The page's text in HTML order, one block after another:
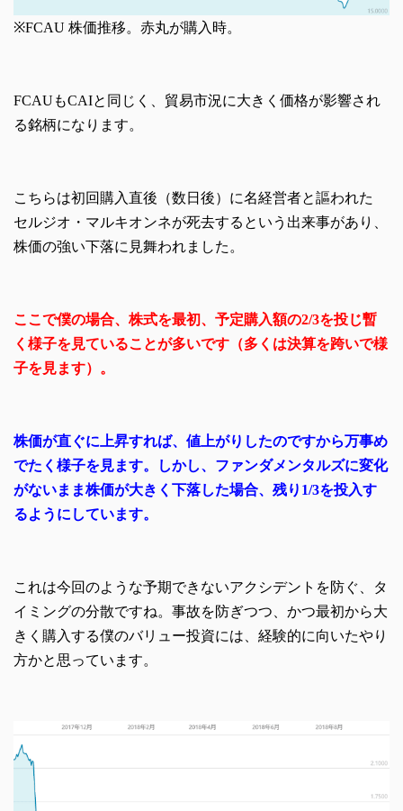
※FCAU 株価推移。赤丸が購入時。
FCAUもCAIと同じく、貿易市況に大きく価格が影響され
る銘柄になります。
こちらは初回購入直後（数日後）に名経営者と謳われた
セルジオ・マルキオンネが死去するという出来事があり、
株価の強い下落に見舞われました。
ここで僕の場合、株式を最初、予定購入額の2/3を投じ暫
く様子を見ていることが多いです（多くは決算を跨いで様
子を見ます）。
株価が直ぐに上昇すれば、値上がりしたのですから万事め
でたく様子を見ます。しかし、ファンダメンタルズに変化
がないまま株価が大きく下落した場合、残り1/3を投入す
るようにしています。
これは今回のような予期できないアクシデントを防ぐ、タ
イミングの分散ですね。事故を防ぎつつ、かつ最初から大
きく購入する僕のバリュー投資には、経験的に向いたやり
方かと思っています。